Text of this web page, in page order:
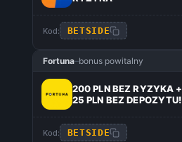
Kod: BETSIDE
Fortuna–bonus powitalny
200 PLN BEZ RYZYKA +
25 PLN BEZ DEPOZYTU!
Kod: BETSIDE